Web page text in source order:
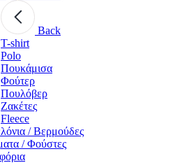
Back
T-shirt
Polo
Πουκάμισα
Φούτερ
Πουλόβερ
Ζακέτες
Fleece
/ Βερμούδες
/ Φούστες